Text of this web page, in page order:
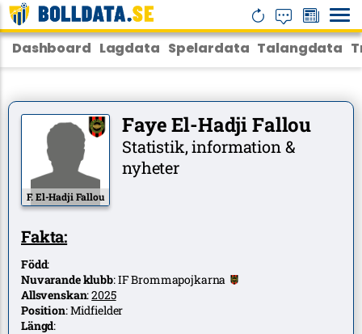
Dashboard Lagdata Spelardata Talangdata
F. El-Hadji Fallou
Faye El-Hadji Fallou
Statistik, information &
nyheter
Fakta:
Född:
Nuvarande klubb:IF Brommapojkarna
Allsvenskan:2025
Position:Midfielder
Längd: